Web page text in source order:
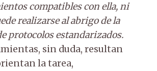
compatibles con ella, ni
realizarse al abrigo de la
protocolos estandarizados.
sin duda, resultan
la tarea,